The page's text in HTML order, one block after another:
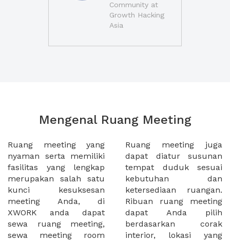
Community at
Growth Hacking
Asia
Mengenal Ruang Meeting
Ruang meeting yang
nyaman serta memiliki
fasilitas yang lengkap
merupakan salah satu
kunci kesuksesan
meeting Anda, di
XWORK anda dapat
sewa ruang meeting,
sewa meeting room
Ruang meeting juga
dapat diatur susunan
tempat duduk sesuai
kebutuhan dan
ketersediaan ruangan.
Ribuan ruang meeting
dapat Anda pilih
berdasarkan corak
interior, lokasi yang